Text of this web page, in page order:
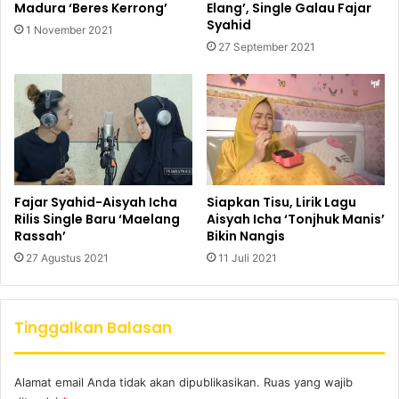
Madura ‘Beres Kerrong’
1 November 2021
Elang’, Single Galau Fajar
Syahid
27 September 2021
Fajar Syahid-Aisyah Icha
Rilis Single Baru ‘Maelang
Rassah’
27 Agustus 2021
Siapkan Tisu, Lirik Lagu
Aisyah Icha ‘Tonjhuk Manis’
Bikin Nangis
11 Juli 2021
Tinggalkan Balasan
Alamat email Anda tidak akan dipublikasikan. Ruas yang wajib